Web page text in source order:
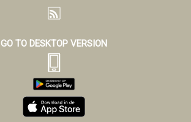
GO TO DESKTOP VERSION